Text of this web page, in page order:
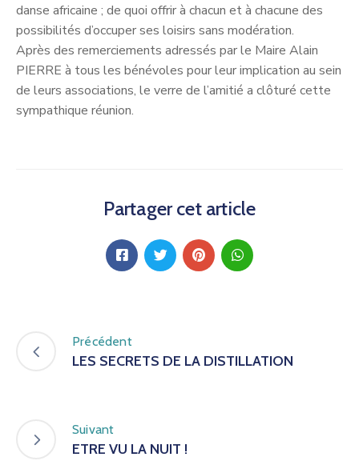
danse africaine ; de quoi offrir à chacun et à chacune des
possibilités d’occuper ses loisirs sans modération.
Après des remerciements adressés par le Maire Alain
PIERRE à tous les bénévoles pour leur implication au sein
de leurs associations, le verre de l’amitié a clôturé cette
sympathique réunion.
Partager cet article
Précédent
LES SECRETS DE LA DISTILLATION
Suivant
ETRE VU LA NUIT !